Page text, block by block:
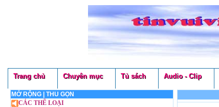
Trang chủ Chuyên mục Tủ sách Audio - Clip
MỞ RỘNG
THU GỌN
CÁC THỂ LOẠI